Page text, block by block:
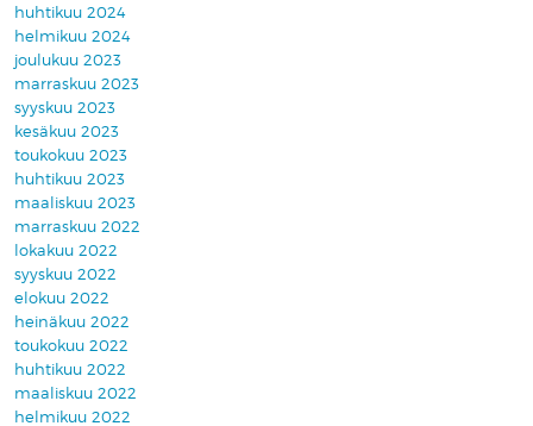
huhtikuu 2024
helmikuu 2024
joulukuu 2023
marraskuu 2023
syyskuu 2023
kesäkuu 2023
toukokuu 2023
huhtikuu 2023
maaliskuu 2023
marraskuu 2022
lokakuu 2022
syyskuu 2022
elokuu 2022
heinäkuu 2022
toukokuu 2022
huhtikuu 2022
maaliskuu 2022
helmikuu 2022